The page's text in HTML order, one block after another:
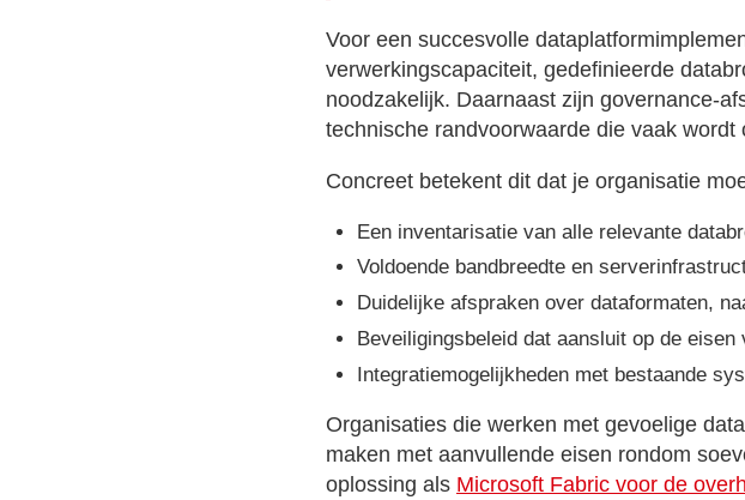
Voor een succesvolle
verwerkingscapaciteit, gedefinieerde
noodzakelijk. Daarnaast zijn governance-
technische randvoorwaarde die vaak wordt
Concreet betekent dit dat je organisatie
Een inventarisatie van alle relevante
Voldoende bandbreedte en
Duidelijke afspraken over dataformaten,
Beveiligingsbeleid dat aansluit op de
Integratiemogelijkheden met bestaande
Organisaties die werken met gevoelige
maken met aanvullende eisen rondom
oplossing als Microsoft Fabric voor de